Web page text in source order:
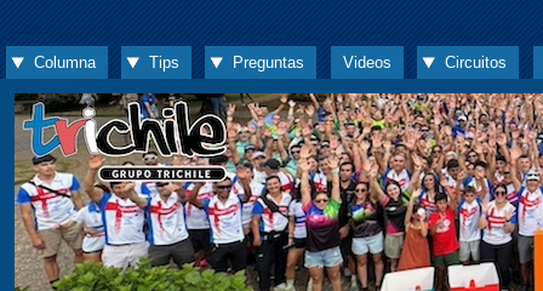
Columna Tips Preguntas Videos Circuitos